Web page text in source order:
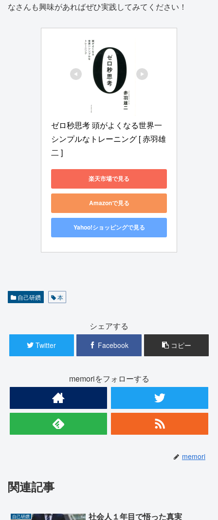
なさんも興味があればぜひ実践してみてください！
ゼロ秒思考 頭がよくなる世界一
シンプルなトレーニング [ 赤羽雄
二 ]
楽天市場で見る
Amazonで見る
Yahoo!ショッピングで見る
自己研鑽 本
シェアする
Twitter Facebook コピー
memoriをフォローする
memori
関連記事
自己研鑽 社会人１年目で悟った真実